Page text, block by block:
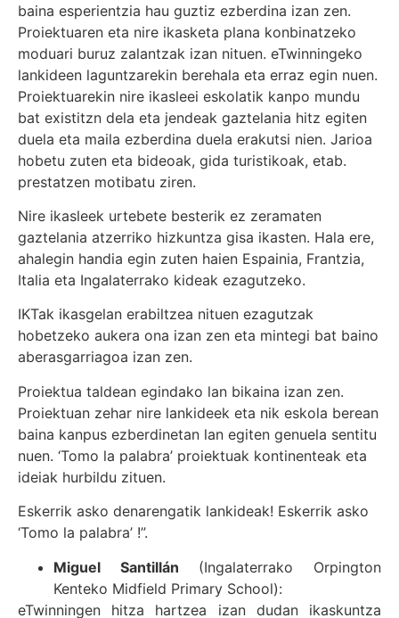
baina esperientzia hau guztiz ezberdina izan zen.
Proiektuaren eta nire ikasketa plana konbinatzeko
moduari buruz zalantzak izan nituen. eTwinningeko
lankideen laguntzarekin berehala eta erraz egin nuen.
Proiektuarekin nire ikasleei eskolatik kanpo mundu
bat existitzn dela eta jendeak gaztelania hitz egiten
duela eta maila ezberdina duela erakutsi nien. Jarioa
hobetu zuten eta bideoak, gida turistikoak, etab.
prestatzen motibatu ziren.
Nire ikasleek urtebete besterik ez zeramaten
gaztelania atzerriko hizkuntza gisa ikasten. Hala ere,
ahalegin handia egin zuten haien Espainia, Frantzia,
Italia eta Ingalaterrako kideak ezagutzeko.
IKTak ikasgelan erabiltzea nituen ezagutzak
hobetzeko aukera ona izan zen eta mintegi bat baino
aberasgarriagoa izan zen.
Proiektua taldean egindako lan bikaina izan zen.
Proiektuan zehar nire lankideek eta nik eskola berean
baina kanpus ezberdinetan lan egiten genuela sentitu
nuen. ‘Tomo la palabra’ proiektuak kontinenteak eta
ideiak hurbildu zituen.
Eskerrik asko denarengatik lankideak! Eskerrik asko
‘Tomo la palabra’ !”.
Miguel Santillán (Ingalaterrako Orpington
Kenteko Midfield Primary School):
eTwinningen hitza hartzea izan dudan ikaskuntza